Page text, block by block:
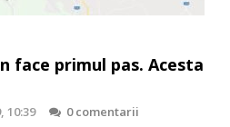
face primul pas. Acesta
10:39
0 comentarii